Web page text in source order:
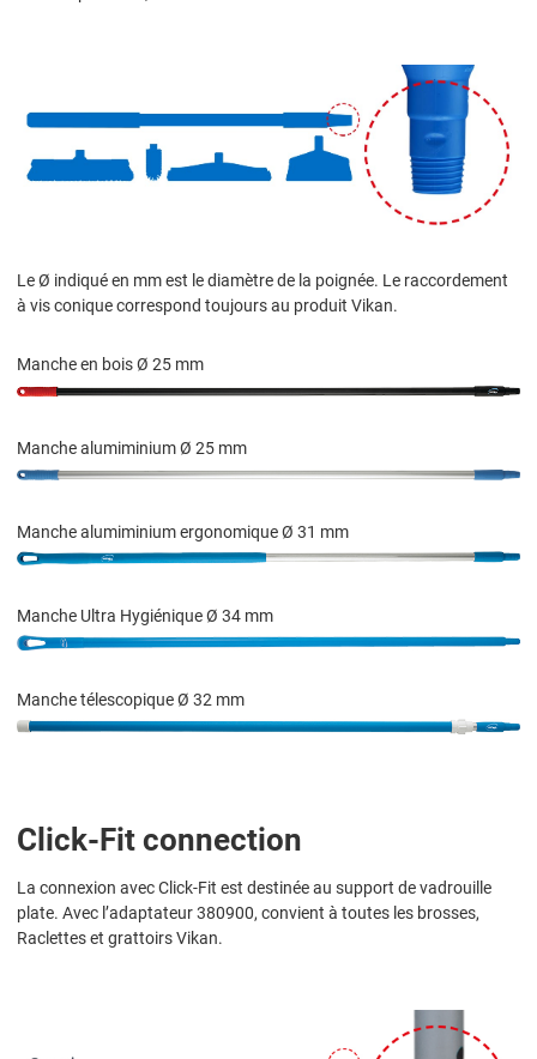
Le Ø indiqué en mm est le diamètre de la poignée. Le raccordement
à vis conique correspond toujours au produit Vikan.
Manche en bois Ø 25 mm
Manche alumiminium Ø 25 mm
Manche alumiminium ergonomique Ø 31 mm
Manche Ultra Hygiénique Ø 34 mm
Manche télescopique Ø 32 mm
Click-Fit connection
La connexion avec Click-Fit est destinée au support de vadrouille
plate. Avec l’adaptateur 380900, convient à toutes les brosses,
Raclettes et grattoirs Vikan.